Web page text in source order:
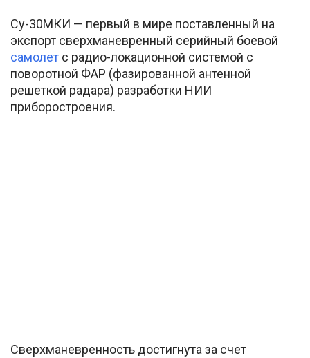
Су-30МКИ — первый в мире поставленный на
экспорт сверхманевренный серийный боевой
самолет с радио-локационной системой с
поворотной ФАР (фазированной антенной
решеткой радара) разработки НИИ
приборостроения.
Сверхманевренность достигнута за счет